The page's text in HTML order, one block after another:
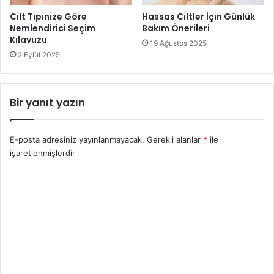
Cilt Tipinize Göre
Nemlendirici Seçim
Kılavuzu
2 Eylül 2025
Hassas Ciltler İçin Günlük
Bakım Önerileri
19 Ağustos 2025
Bir yanıt yazın
E-posta adresiniz yayınlanmayacak. Gerekli alanlar * ile
işaretlenmişlerdir